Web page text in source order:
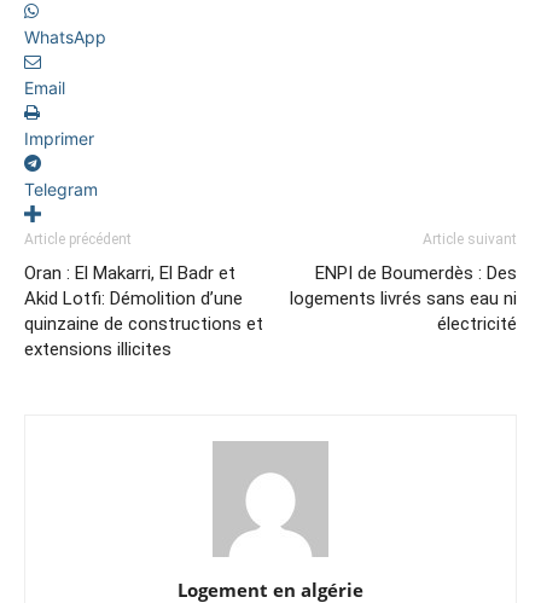
WhatsApp
Email
Imprimer
Telegram
Article précédent
Oran : El Makarri, El Badr et
Akid Lotfi: Démolition d’une
quinzaine de constructions et
extensions illicites
Article suivant
ENPI de Boumerdès : Des
logements livrés sans eau ni
électricité
Logement en algérie